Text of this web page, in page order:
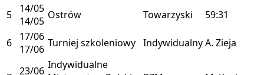
5
14/05
14/05 Ostrów Towarzyski 59:31
6
17/06
17/06 Turniej szkoleniowy IndywidualnyA. Zieja
23/06 Indywidualne